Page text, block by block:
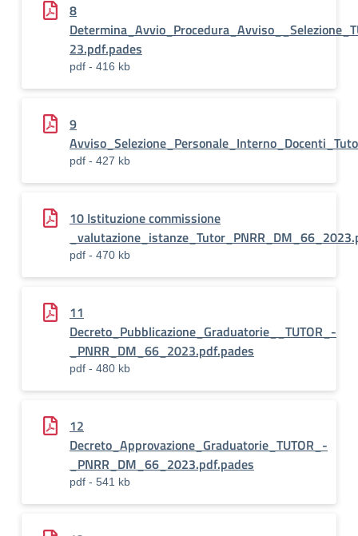
8
23.pdf.pades
pdf - 416 kb
9
pdf - 427 kb
10 Istituzione commissione
pdf - 470 kb
11
Decreto_Pubblicazione_Graduatorie__TUTOR_-
_PNRR_DM_66_2023.pdf.pades
pdf - 480 kb
12
Decreto_Approvazione_Graduatorie_TUTOR_-
_PNRR_DM_66_2023.pdf.pades
pdf - 541 kb